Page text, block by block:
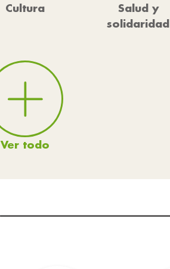
Cultura
Salud y
solidaridad
Ver todo